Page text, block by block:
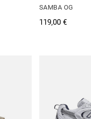
SAMBA OG
119,00 €